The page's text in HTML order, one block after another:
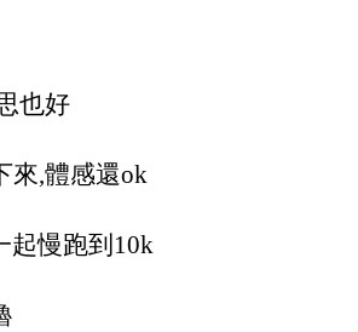
也好
來,體感還ok
起慢跑到10k